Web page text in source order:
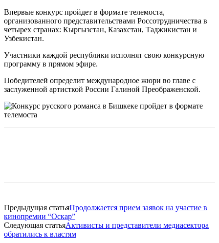
Впервые конкурс пройдет в формате телемоста,
организованного представительствами Россотрудничества в
четырех странах: Кыргызстан, Казахстан, Таджикистан и
Узбекистан.
Участники каждой республики исполнят свою конкурсную
программу в прямом эфире.
Победителей определит международное жюри во главе с
заслуженной артисткой России Галиной Преображенской.
Предыдущая статьяПродолжается прием заявок на участие в
кинопремии “Оскар”
Следующая статьяАктивисты и представители медиасектора
обратились к властям